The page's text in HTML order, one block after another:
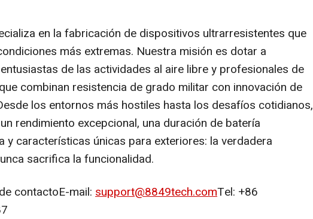
en la fabricación de dispositivos ultrarresistentes que
más extremas. Nuestra misión es dotar a
de las actividades al aire libre y profesionales de
combinan resistencia de grado militar con innovación de
los entornos más hostiles hasta los desafíos cotidianos,
rendimiento excepcional, una duración de batería
y características únicas para exteriores: la verdadera
sacrifica la funcionalidad.
contactoE-mail: support@8849tech.comTel: +86